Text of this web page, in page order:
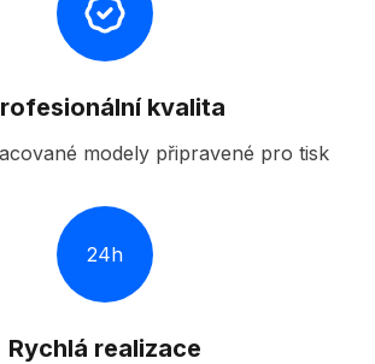
kvalita
modely připravené pro tisk
24h
Rychlá realizace